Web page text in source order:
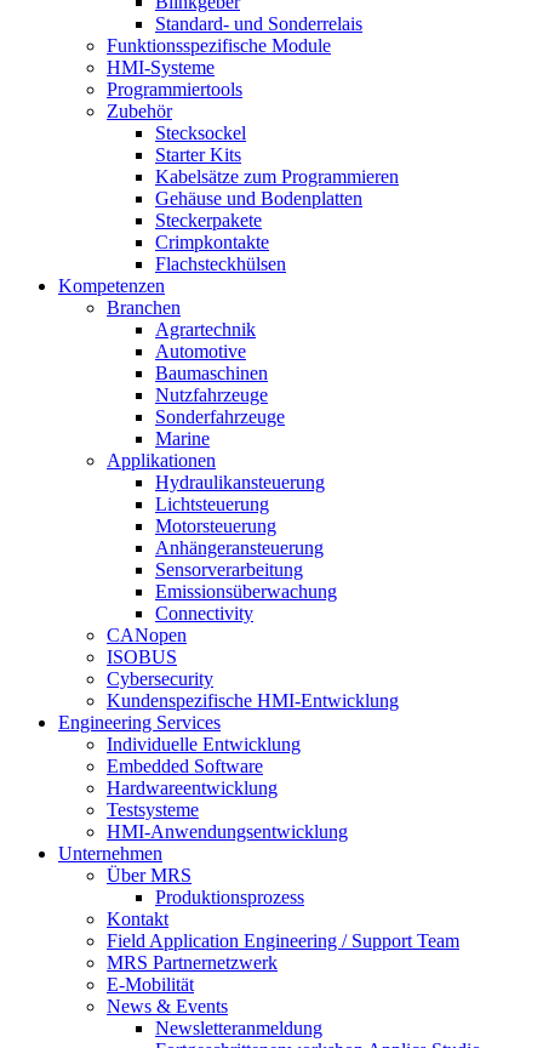
Standard- und Sonderrelais
Funktionsspezifische Module
HMI-Systeme
Programmiertools
Zubehör
Stecksockel
Starter Kits
Kabelsätze zum Programmieren
Gehäuse und Bodenplatten
Steckerpakete
Crimpkontakte
Flachsteckhülsen
Kompetenzen
Branchen
Agrartechnik
Automotive
Baumaschinen
Nutzfahrzeuge
Sonderfahrzeuge
Marine
Applikationen
Hydraulikansteuerung
Lichtsteuerung
Motorsteuerung
Anhängeransteuerung
Sensorverarbeitung
Emissionsüberwachung
Connectivity
CANopen
ISOBUS
Cybersecurity
Kundenspezifische HMI-Entwicklung
Engineering Services
Individuelle Entwicklung
Embedded Software
Hardwareentwicklung
Testsysteme
HMI-Anwendungsentwicklung
Unternehmen
Über MRS
Produktionsprozess
Kontakt
Field Application Engineering / Support Team
MRS Partnernetzwerk
E-Mobilität
News & Events
Newsletteranmeldung